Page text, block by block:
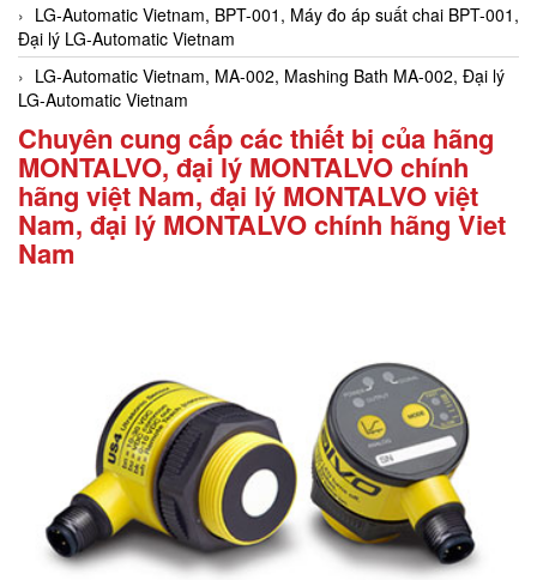
LG-Automatic Vietnam, BPT-001, Máy đo áp suất chai BPT-001,
Đại lý LG-Automatic Vietnam
LG-Automatic Vietnam, MA-002, Mashing Bath MA-002, Đại lý
LG-Automatic Vietnam
Chuyên cung cấp các thiết bị của hãng
MONTALVO, đại lý MONTALVO chính
hãng việt Nam, đại lý MONTALVO việt
Nam, đại lý MONTALVO chính hãng Viet
Nam